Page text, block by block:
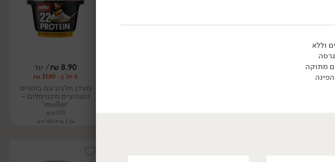
8.90
₪/ יח׳
4 יח' ב- 31.90 ₪
מעדן חלבון עם בוטנים
ופצפוצים מקורמלים -
'muller'
170 גרם
5.24 ₪ ל-100 גרם
וללא
מתוקה